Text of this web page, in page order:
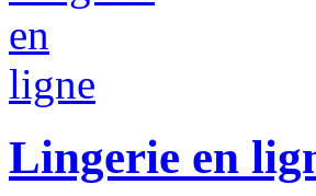
Lingerie en